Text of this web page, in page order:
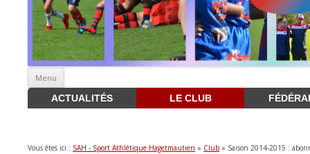
Menu
contenu
ACTUALITÉS LE CLUB
Vous êtes ici : SAH - Sport Athlétique Hagetmautien » Club » Saison 2014-2015 :